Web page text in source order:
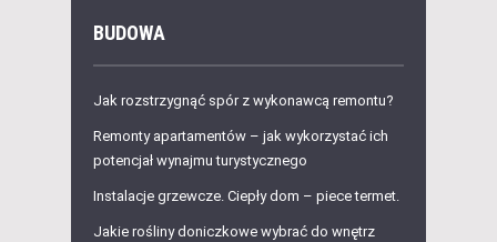
BUDOWA
Jak rozstrzygnąć spór z wykonawcą remontu?
Remonty apartamentów – jak wykorzystać ich
potencjał wynajmu turystycznego
Instalacje grzewcze. Ciepły dom – piece termet.
Jakie rośliny doniczkowe wybrać do wnętrz